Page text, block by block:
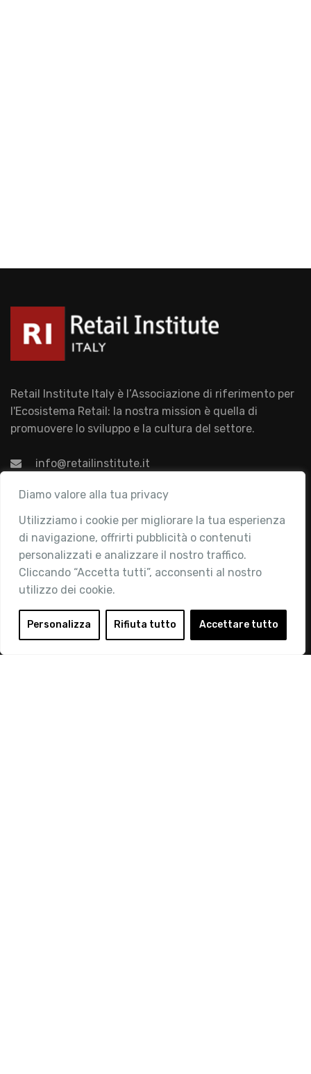
Diamo valore alla tua privacy
Utilizziamo i cookie per migliorare la tua esperienza
di navigazione, offrirti pubblicità o contenuti
personalizzati e analizzare il nostro traffico.
Cliccando “Accetta tutti”, acconsenti al nostro
utilizzo dei cookie.
Personalizza Rifiuta tutto Accettare tutto
Retail Institute Italy è l’Associazione di riferimento per
l'Ecosistema Retail: la nostra mission è quella di
promuovere lo sviluppo e la cultura del settore.
info@retailinstitute.it
Associazione
Chi siamo
Attività
Contatti
Area Riservata
Login
Diventa Socio